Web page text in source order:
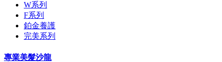
W系列
F系列
鉑金養護
完美系列
專業美髮沙龍